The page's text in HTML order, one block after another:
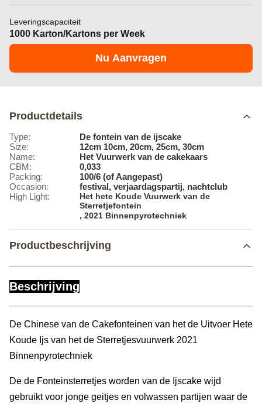
Leveringscapaciteit
1000 Karton/Kartons per Week
Nu Aanvragen
Productdetails
Type:
De fontein van de ijscake
Size:
12cm 10cm, 20cm, 25cm, 30cm
Name:
Het Vuurwerk van de cakekaars
CBM:
0,033
Packing:
100/6 (of Aangepast)
Occasion:
festival, verjaardagspartij, nachtclub
High Light:
Het hete Koude Vuurwerk van de
Sterretjefontein
, 2021 Binnenpyrotechniek
Productbeschrijving
Beschrijving
De Chinese van de Cakefonteinen van het de Uitvoer Hete
Koude Ijs van het de Sterretjesvuurwerk 2021
Binnenpyrotechniek
De de Fonteinsterretjes worden van de Ijscake wijd
gebruikt voor jonge geitjes en volwassen partijen waar de